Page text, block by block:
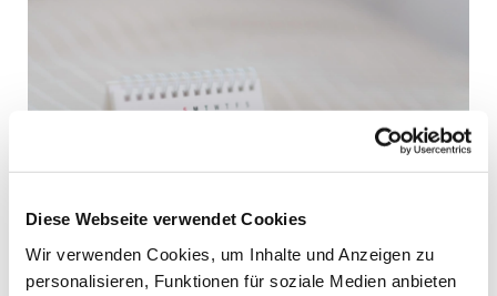
Diese Webseite verwendet Cookies
Wir verwenden Cookies, um Inhalte und Anzeigen zu
personalisieren, Funktionen für soziale Medien anbieten